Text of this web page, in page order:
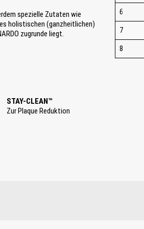
spezielle Zutaten wie
holistischen (ganzheitlichen)
zugrunde liegt.
STAY-CLEAN™
Zur Plaque Reduktion
6
7
8